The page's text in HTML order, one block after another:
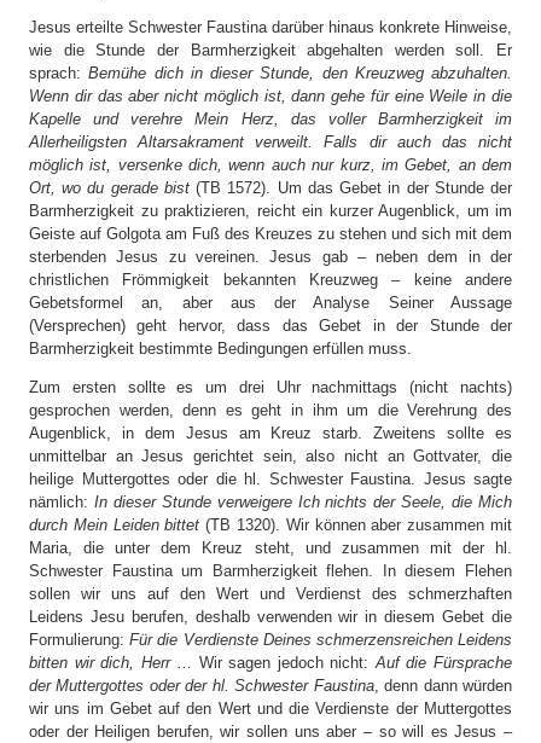
Jesus erteilte Schwester Faustina darüber hinaus konkrete Hinweise,
wie die Stunde der Barmherzigkeit abgehalten werden soll. Er
sprach:Bemühe dich in dieser Stunde, den Kreuzweg abzuhalten.
Wenn dir das aber nicht möglich ist, dann gehe für eine Weile in die
Kapelle und verehre Mein Herz, das voller Barmherzigkeit im
Allerheiligsten Altarsakrament verweilt. Falls dir auch das nicht
möglich ist, versenke dich, wenn auch nur kurz, im Gebet, an dem
Ort, wo du gerade bist(TB 1572). Um das Gebet in der Stunde der
Barmherzigkeit zu praktizieren, reicht ein kurzer Augenblick, um im
Geiste auf Golgota am Fuß des Kreuzes zu stehen und sich mit dem
sterbenden Jesus zu vereinen. Jesus gab – neben dem in der
christlichen Frömmigkeit bekannten Kreuzweg – keine andere
Gebetsformel an, aber aus der Analyse Seiner Aussage
(Versprechen) geht hervor, dass das Gebet in der Stunde der
Barmherzigkeit bestimmte Bedingungen erfüllen muss.
Zum ersten sollte es um drei Uhr nachmittags (nicht nachts)
gesprochen werden, denn es geht in ihm um die Verehrung des
Augenblick, in dem Jesus am Kreuz starb. Zweitens sollte es
unmittelbar an Jesus gerichtet sein, also nicht an Gottvater, die
heilige Muttergottes oder die hl. Schwester Faustina. Jesus sagte
nämlich: In dieser Stunde verweigere Ich nichts der Seele, die Mich
durch Mein Leiden bittet (TB 1320). Wir können aber zusammen mit
Maria, die unter dem Kreuz steht, und zusammen mit der hl.
Schwester Faustina um Barmherzigkeit flehen. In diesem Flehen
sollen wir uns auf den Wert und Verdienst des schmerzhaften
Leidens Jesu berufen, deshalb verwenden wir in diesem Gebet die
Formulierung:Für die Verdienste Deines schmerzensreichen Leidens
bitten wir dich, Herr… Wir sagen jedoch nicht:Auf die Fürsprache
der Muttergottes oder der hl. Schwester Faustina, denn dann würden
wir uns im Gebet auf den Wert und die Verdienste der Muttergottes
oder der Heiligen berufen, wir sollen uns aber – so will es Jesus –